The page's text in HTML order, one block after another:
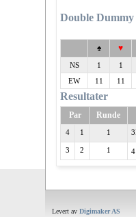
Double Dummy
♠ ♥
NS 1 1
EW
11 11
Resultater
Par Runde
4 1 1 3
3 2 1 4
Levert av Digimaker AS